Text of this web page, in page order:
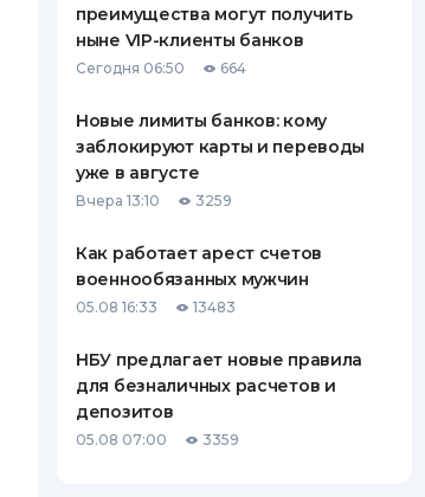
преимущества могут получить
ныне VIP-клиенты банков
Сегодня 06:50 664
Новые лимиты банков: кому
заблокируют карты и переводы
уже в августе
Вчера 13:10 3259
Как работает арест счетов
военнообязанных мужчин
05.08 16:33 13483
НБУ предлагает новые правила
для безналичных расчетов и
депозитов
05.08 07:00 3359